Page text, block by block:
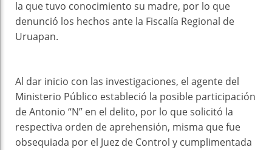
la que tuvo conocimiento su madre, por lo que
denunció los hechos ante la Fiscalía Regional de
Uruapan.
Al dar inicio con las investigaciones, el agente del
Ministerio Público estableció la posible participación
de Antonio “N” en el delito, por lo que solicitó la
respectiva orden de aprehensión, misma que fue
obsequiada por el Juez de Control y cumplimentada